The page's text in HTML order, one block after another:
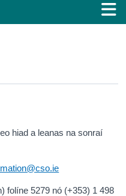
hiad a leanas na sonraí
folíne 5279 nó (+353) 1 498